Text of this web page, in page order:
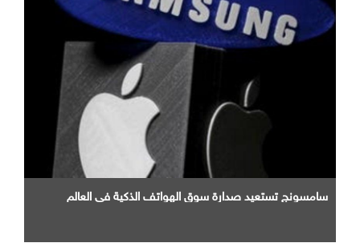
سامسونج تستعيد صدارة سوق الهواتف الذكية في العالم